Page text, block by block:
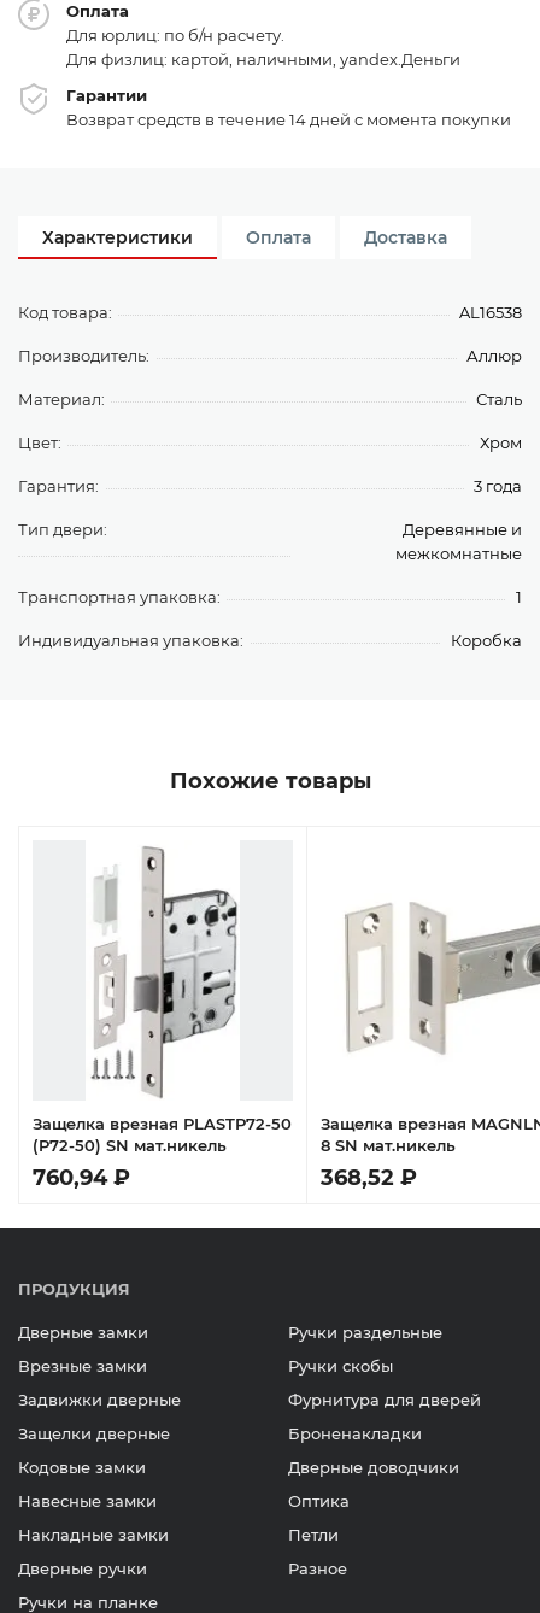
Оплата
Для юрлиц: по б/н расчету.
Для физлиц: картой, наличными, yandex.Деньги
Гарантии
Возврат средств в течение 14 дней с момента покупки
Характеристики Оплата Доставка
Код товара: AL16538
Производитель: Аллюр
Материал: Сталь
Цвет: Хром
Гарантия: 3 года
Тип двери:
Деревянные и
межкомнатные
Транспортная упаковка: 1
Индивидуальная упаковка: Коробка
Похожие товары
Защелка врезная PLASTP72-50
(P72-50) SN мат.никель
760,94 ₽
Защелка врезная
8 SN мат.никель
368,52 ₽
ПРОДУКЦИЯ
Дверные замки
Врезные замки
Задвижки дверные
Защелки дверные
Кодовые замки
Навесные замки
Накладные замки
Дверные ручки
Ручки на планке
Ручки раздельные
Ручки скобы
Фурнитура для дверей
Броненакладки
Дверные доводчики
Оптика
Петли
Разное